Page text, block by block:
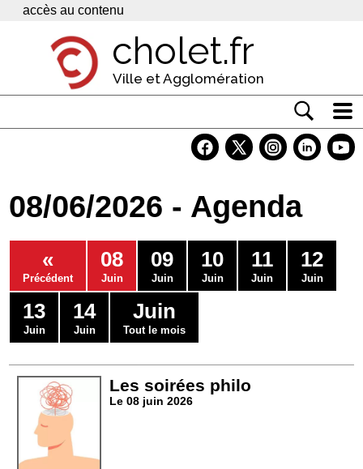
Panneau de gestion des cookies
accès au contenu
cholet.fr
Ville et Agglomération
Economie
Services
Contacts
08/06/2026 - Agenda
«
Précédent
08
Juin
09
Juin
10
Juin
11
Juin
12
Juin
13
Juin
14
Juin
Juin
Tout le mois
Les soirées philo
Le 08 juin 2026